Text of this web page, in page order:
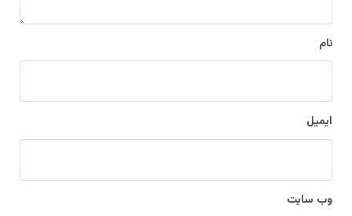
نام
ایمیل
وب‌ سایت